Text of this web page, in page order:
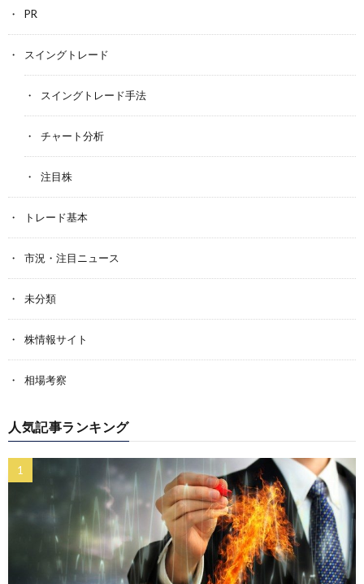
PR
スイングトレード
スイングトレード手法
チャート分析
注目株
トレード基本
市況・注目ニュース
未分類
株情報サイト
相場考察
人気記事ランキング